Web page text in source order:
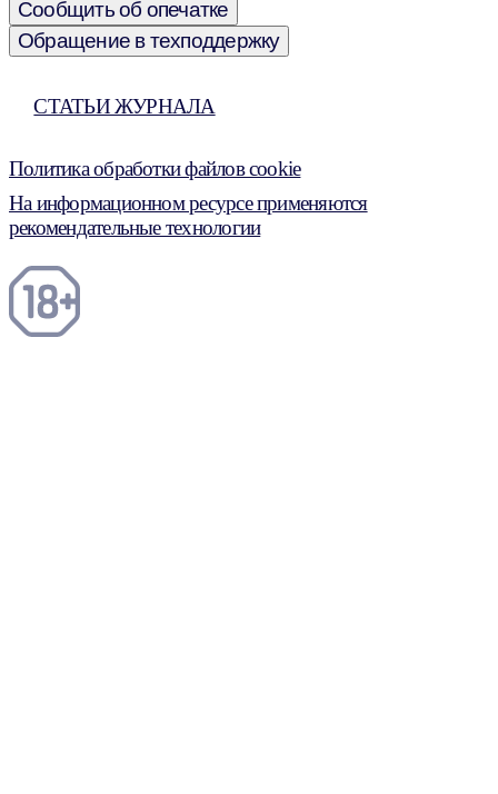
Сообщить об опечатке
Обращение в техподдержку
СТАТЬИ ЖУРНАЛА
Политика обработки файлов cookie
На информационном ресурсе применяются
рекомендательные технологии